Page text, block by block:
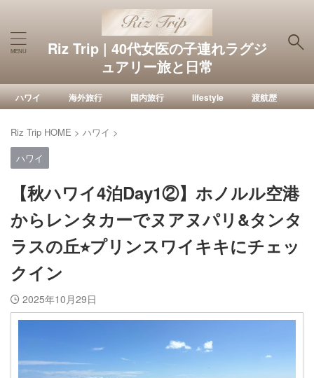
Riz Trip | 40代女医の子連れラグジ
ュアリー旅と日常
ハワイ 海外旅行 国内旅行 lifestyle 渡航歴
Riz Trip HOME > ハワイ >
ハワイ
【秋ハワイ4泊Day1②】ホノルル空港
からレンタカーでヌアヌパリ&タンタ
ラスの丘⭐︎プリンスワイキキにチェッ
クイン
2025年10月29日